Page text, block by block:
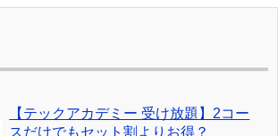
【テックアカデミー 受け放題】2コー
スだけでもセット割よりお得？